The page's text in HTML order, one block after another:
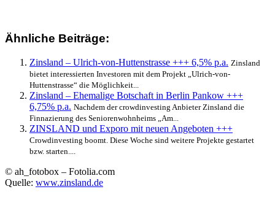
Ähnliche Beiträge:
Zinsland – Ulrich-von-Huttenstrasse +++ 6,5% p.a. Zinsland
bietet interessierten Investoren mit dem Projekt „Ulrich-von-
Huttenstrasse“ die Möglichkeit...
Zinsland – Ehemalige Botschaft in Berlin Pankow +++
6,75% p.a. Nachdem der crowdinvesting Anbieter Zinsland die
Finnazierung des Seniorenwohnheims „Am...
ZINSLAND und Exporo mit neuen Angeboten +++
Crowdinvesting boomt. Diese Woche sind weitere Projekte gestartet
bzw. starten....
© ah_fotobox – Fotolia.com
Quelle: www.zinsland.de